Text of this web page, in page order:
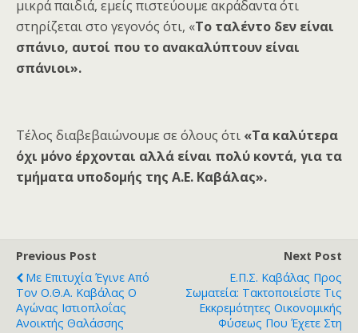
μικρά παιδιά, εμείς πιστεύουμε ακράδαντα ότι
στηρίζεται στο γεγονός ότι, «Το ταλέντο δεν είναι
σπάνιο, αυτοί που το ανακαλύπτουν είναι
σπάνιοι».
Τέλος διαβεβαιώνουμε σε όλους ότι «Τα καλύτερα
όχι μόνο έρχονται αλλά είναι πολύ κοντά, για τα
τμήματα υποδομής της Α.Ε. Καβάλας».
Previous Post
Με Επιτυχία Έγινε Από
Τον Ο.Θ.Α. Καβάλας Ο
Αγώνας Ιστιοπλοΐας
Ανοικτής Θαλάσσης
Next Post
Ε.Π.Σ. Καβάλας Προς
Σωματεία: Τακτοποιείστε Τις
Εκκρεμότητες Οικονομικής
Φύσεως Που Έχετε Στη